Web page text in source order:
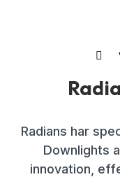
Radians har
Downlights
innovation,